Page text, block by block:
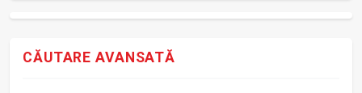
CĂUTARE AVANSATĂ